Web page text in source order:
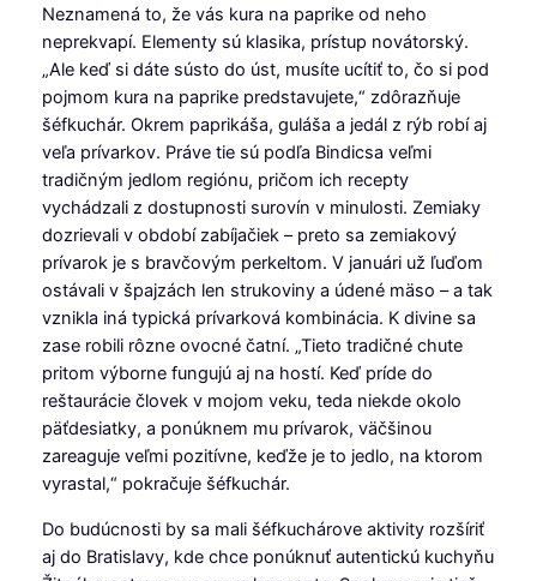
Neznamená to, že vás kura na paprike od neho
neprekvapí. Elementy sú klasika, prístup novátorský.
„Ale keď si dáte sústo do úst, musíte ucítiť to, čo si pod
pojmom kura na paprike predstavujete,“ zdôrazňuje
šéfkuchár. Okrem paprikáša, guláša a jedál z rýb robí aj
veľa prívarkov. Práve tie sú podľa Bindicsa veľmi
tradičným jedlom regiónu, pričom ich recepty
vychádzali z dostupnosti surovín v minulosti. Zemiaky
dozrievali v období zabíjačiek – preto sa zemiakový
prívarok je s bravčovým perkeltom. V januári už ľuďom
ostávali v špajzách len strukoviny a údené mäso – a tak
vznikla iná typická prívarková kombinácia. K divine sa
zase robili rôzne ovocné čatní. „Tieto tradičné chute
pritom výborne fungujú aj na hostí. Keď príde do
reštaurácie človek v mojom veku, teda niekde okolo
päťdesiatky, a ponúknem mu prívarok, väčšinou
zareaguje veľmi pozitívne, keďže je to jedlo, na ktorom
vyrastal,“ pokračuje šéfkuchár.
Do budúcnosti by sa mali šéfkuchárove aktivity rozšíriť
aj do Bratislavy, kde chce ponúknuť autentickú kuchyňu